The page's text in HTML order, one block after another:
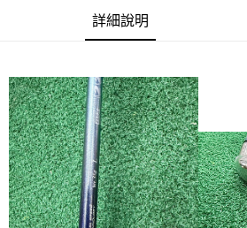
宅配
每筆NT$250
詳細說明